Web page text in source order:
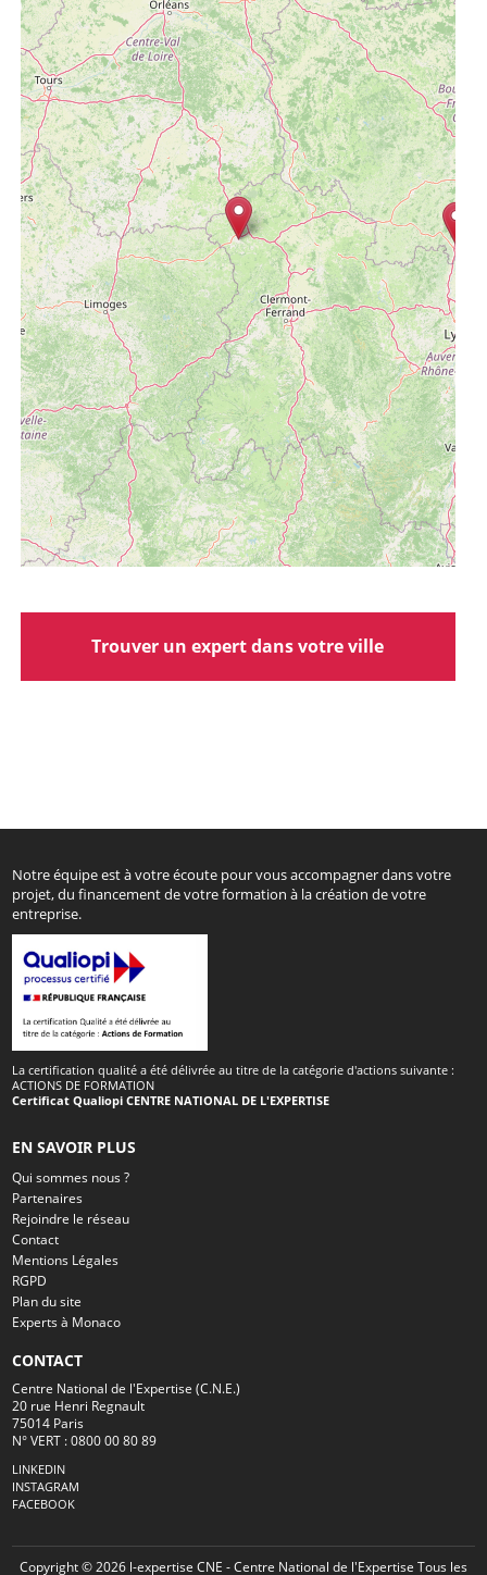
Trouver un expert dans votre ville
Notre équipe est à votre écoute pour vous accompagner dans votre
projet, du financement de votre formation à la création de votre
entreprise.
La certification qualité a été délivrée au titre de la catégorie d'actions suivante :
ACTIONS DE FORMATION
Certificat Qualiopi CENTRE NATIONAL DE L'EXPERTISE
EN SAVOIR PLUS
Qui sommes nous ?
Partenaires
Rejoindre le réseau
Contact
Mentions Légales
RGPD
Plan du site
Experts à Monaco
CONTACT
Centre National de l'Expertise (C.N.E.)
20 rue Henri Regnault
75014 Paris
N° VERT : 0800 00 80 89
LINKEDIN
INSTAGRAM
FACEBOOK
Copyright © 2026 l-expertise CNE - Centre National de l'Expertise Tous les